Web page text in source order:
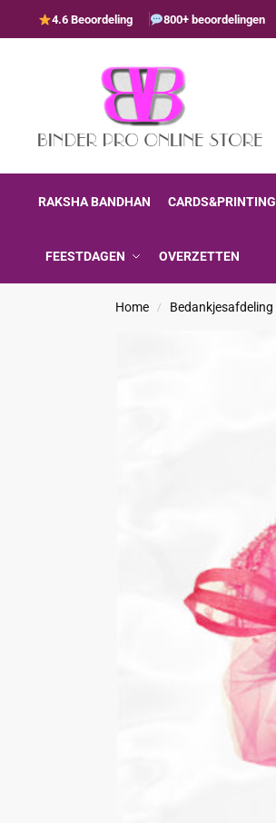
4.6 Beoordeling 800+ beoordelingen
RAKSHA BANDHAN CARDS&PRINTING
FEESTDAGEN OVERZETTEN
Home / Bedankjesafdeling